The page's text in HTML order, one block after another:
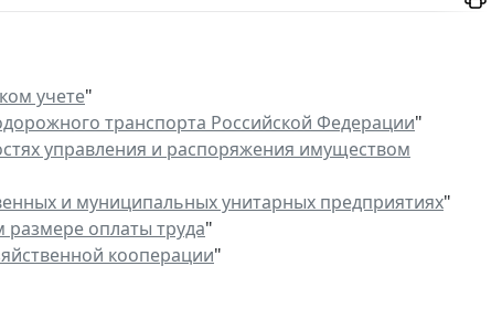
учете"
транспорта Российской Федерации"
управления и распоряжения имуществом
и муниципальных унитарных предприятиях"
оплаты труда"
кооперации"